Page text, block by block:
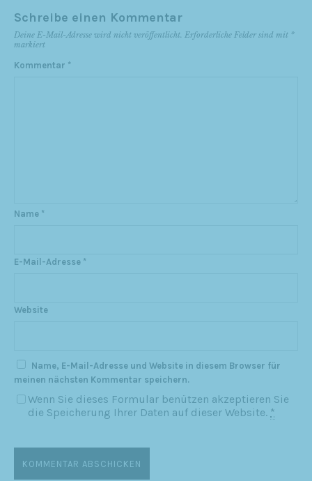
Schreibe einen Kommentar
Deine E-Mail-Adresse wird nicht veröffentlicht. Erforderliche Felder sind mit *
markiert
Kommentar *
Name *
E-Mail-Adresse *
Website
Name, E-Mail-Adresse und Website in diesem Browser für
meinen nächsten Kommentar speichern.
Wenn Sie dieses Formular benützen akzeptieren Sie
die Speicherung Ihrer Daten auf dieser Website. *